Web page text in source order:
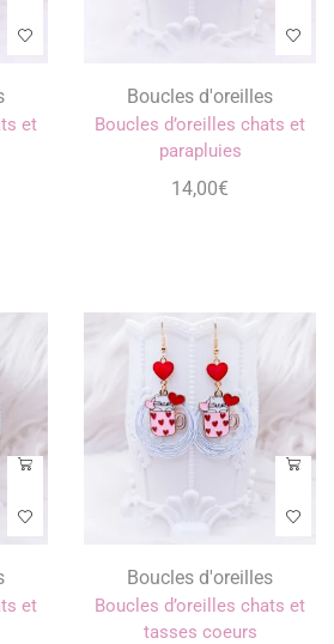
et
Boucles d'oreilles
Boucles d’oreilles chats et
parapluies
14,00€
et
Boucles d'oreilles
Boucles d’oreilles chats et
tasses coeurs